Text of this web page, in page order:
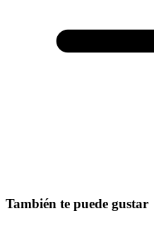
También te puede gustar